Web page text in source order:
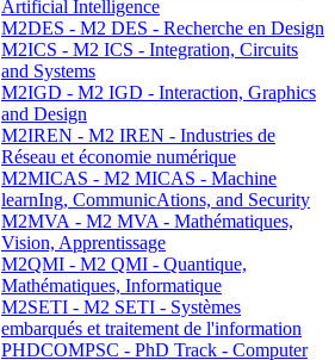
Artificial Intelligence
M2DES - M2 DES - Recherche en Design
M2ICS - M2 ICS - Integration, Circuits
and Systems
M2IGD - M2 IGD - Interaction, Graphics
and Design
M2IREN - M2 IREN - Industries de
Réseau et économie numérique
M2MICAS - M2 MICAS - Machine
learnIng, CommunicAtions, and Security
M2MVA - M2 MVA - Mathématiques,
Vision, Apprentissage
M2QMI - M2 QMI - Quantique,
Mathématiques, Informatique
M2SETI - M2 SETI - Systèmes
embarqués et traitement de l'information
PHDCOMPSC - PhD Track - Computer